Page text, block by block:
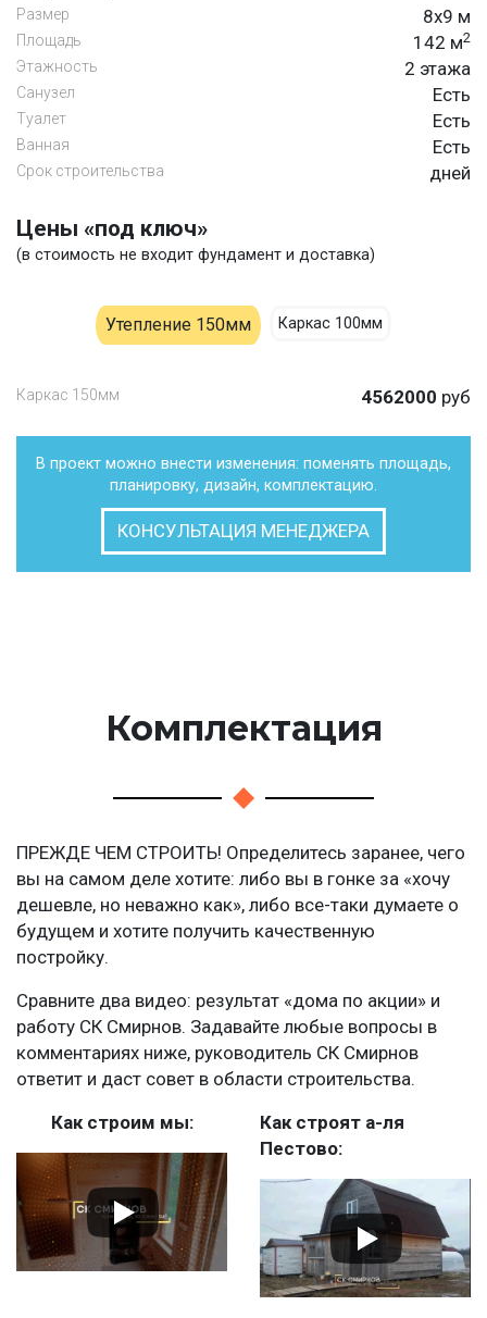
Размер 8х9 м
Площадь 142 м2
Этажность 2 этажа
Санузел Есть
Туалет Есть
Ванная Есть
Срок строительства дней
Цены «под ключ»
(в стоимость не входит фундамент и доставка)
Утепление 150мм Каркас 100мм
Каркас 150мм 4562000 руб
В проект можно внести изменения: поменять площадь,
планировку, дизайн, комплектацию.
КОНСУЛЬТАЦИЯ МЕНЕДЖЕРА
Комплектация
ПРЕЖДЕ ЧЕМ СТРОИТЬ! Определитесь заранее, чего
вы на самом деле хотите: либо вы в гонке за «хочу
дешевле, но неважно как», либо все-таки думаете о
будущем и хотите получить качественную
постройку.
Сравните два видео: результат «дома по акции» и
работу СК Смирнов. Задавайте любые вопросы в
комментариях ниже, руководитель СК Смирнов
ответит и даст совет в области строительства.
Как строим мы:
Как строят а-ля
Пестово: